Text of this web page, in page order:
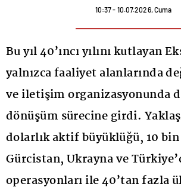
10:37 - 10.07.2026, Cuma
Bu yıl 40’ıncı yılını kutlayan
yalnızca faaliyet alanlarında
ve iletişim organizasyonunda
dönüşüm sürecine girdi.
dolarlık aktif büyüklüğü, 10 bin
Gürcistan, Ukrayna ve
operasyonları ile 40’tan fazla